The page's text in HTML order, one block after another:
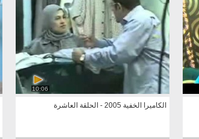
10:06
الكاميرا الخفية 2005 - الحلقة العاشرة